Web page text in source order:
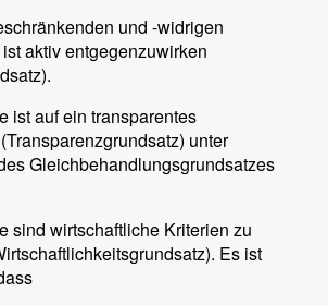
und -widrigen
aktiv entgegenzuwirken
ist auf ein transparentes
unter
Gleichbehandlungsgrundsatzes
sind wirtschaftliche Kriterien zu
Es ist